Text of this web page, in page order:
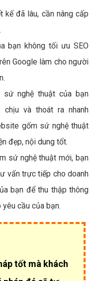
kế đã lâu, cần nâng cấp
bạn không tối ưu SEO
Google làm cho người
nghệ thuật của bạn
chịu và thoát ra nhanh
gốm sứ nghệ thuật
đẹp, nội dung tốt.
sứ nghệ thuật mới, bạn
vấn trực tiếp cho doanh
bạn để thu thập thông
cầu của bạn.
tốt mà khách